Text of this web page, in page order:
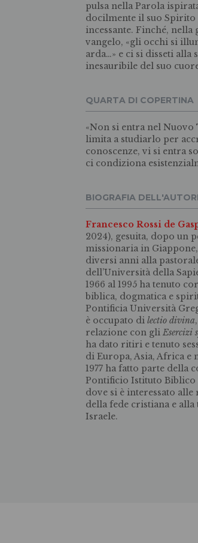
pulsa nella Parola
docilmente il suo
incessante. Finché, nella
vangelo, «gli occhi si
arda…» e ci si disseti alla
inesauribile del suo
QUARTA DI COPERTINA
«Non si entra nel Nuovo
limita a studiarlo per
conoscenze, vi si entra
ci condiziona
BIOGRAFIA
Francesco Rossi de
2024), gesuita, dopo un
missionaria in
diversi anni alla
dell’Università della
1966 al 1995 ha tenuto
biblica, dogmatica e
Pontificia Università
è occupato dilectio divina
relazione con gliEsercizi
ha dato ritiri e tenuto
di Europa, Asia, Africa e
1977 ha fatto parte della
Pontificio Istituto Biblico
dove si è interessato
della fede cristiana e
Israele.